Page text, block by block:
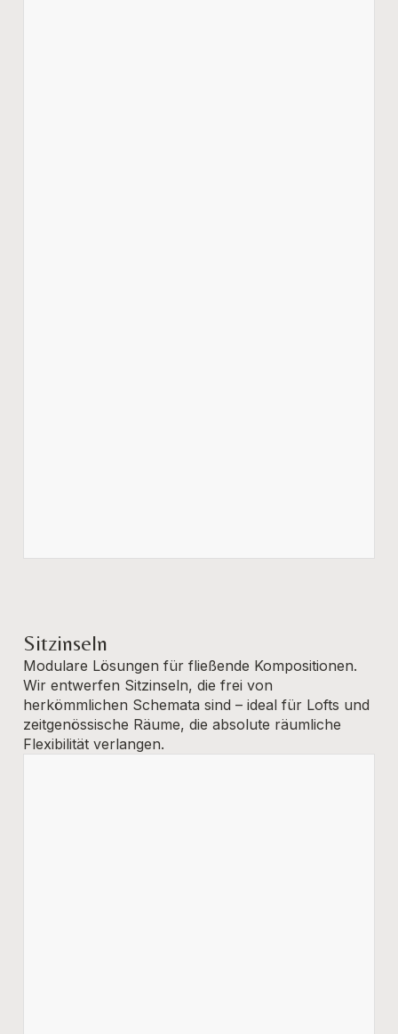
Sitzinseln
Modulare Lösungen für fließende Kompositionen.
Wir entwerfen Sitzinseln, die frei von
herkömmlichen Schemata sind – ideal für Lofts und
zeitgenössische Räume, die absolute räumliche
Flexibilität verlangen.